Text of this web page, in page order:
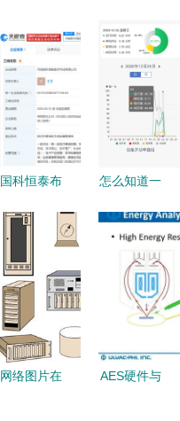
国科恒泰布
立医疗科技
公司深耕数
字医疗终端
市场
怎么知道一
故障停机的
时间及时长
网络图片在
AES硬件与